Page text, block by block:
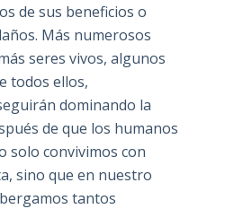
de sus beneficios o
Más numerosos
seres vivos, algunos
todos ellos,
dominando la
de que los humanos
solo convivimos con
sino que en nuestro
tantos